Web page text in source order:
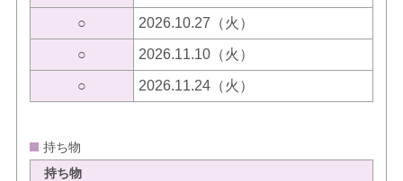
○ 2026.10.27（火）
○ 2026.11.10（火）
○ 2026.11.24（火）
持ち物
持ち物